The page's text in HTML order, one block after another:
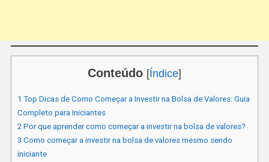
Conteúdo [Índice]
1 Top Dicas de Como Começar a Investir na Bolsa de Valores: Guia
Completo para Iniciantes
2 Por que aprender como começar a investir na bolsa de valores?
3 Como começar a investir na bolsa de valores mesmo sendo
iniciante